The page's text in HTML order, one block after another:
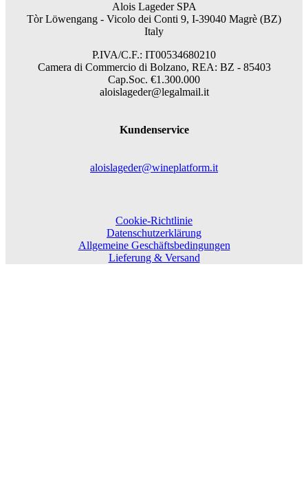
Alois Lageder SPA
Tòr Löwengang - Vicolo dei Conti 9, I-39040 Magrè (BZ)
Italy
P.IVA/C.F.: IT00534680210
Camera di Commercio di Bolzano, REA: BZ - 85403
Cap.Soc. €1.300.000
aloislageder@legalmail.it
Kundenservice
aloislageder@wineplatform.it
Cookie-Richtlinie
Datenschutzerklärung
Allgemeine Geschäftsbedingungen
Lieferung & Versand